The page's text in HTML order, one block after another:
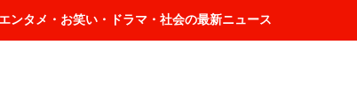
ンタメ・お笑い・ドラマ・社会の最新ニュース